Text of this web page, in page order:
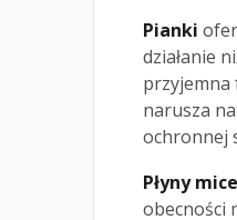
Pianki
działanie
przyjemna
narusza
ochronnej
Płyny
obecności